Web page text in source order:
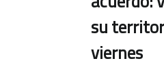
su
viernes